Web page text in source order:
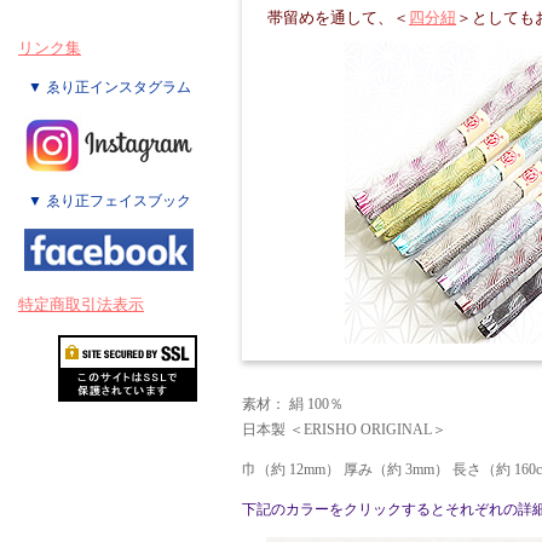
リンク集
▼ ゑり正インスタグラム
▼ ゑり正フェイスブック
特定商取引法表示
帯留めを通して、＜ 四分紐 ＞としても
素材： 絹 100％
日本製 ＜ERISHO ORIGINAL＞
巾（約 12mm） 厚み（約 3mm） 長さ（約
下記のカラーをクリックするとそれぞれの詳